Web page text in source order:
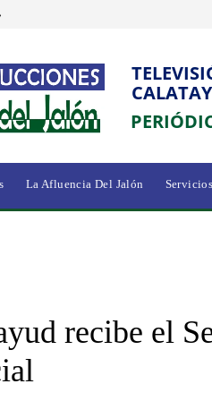
La Afluencia Del Jalón Servicios
recibe el